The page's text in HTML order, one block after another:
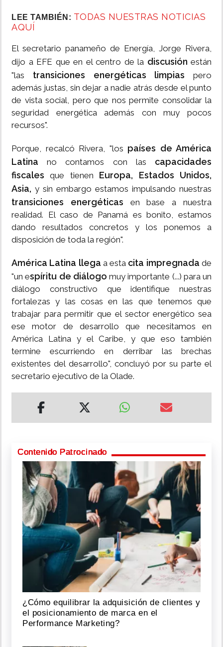
LEE TAMBIÉN: TODAS NUESTRAS NOTICIAS
AQUÍ
El secretario panameño de Energía, Jorge Rivera,
dijo a EFE que en el centro de la discusión están
"las transiciones energéticas limpias pero
además justas, sin dejar a nadie atrás desde el punto
de vista social, pero que nos permite consolidar la
seguridad energética además con muy pocos
recursos".
Porque, recalcó Rivera, "los países de América
Latina no contamos con las capacidades
fiscales que tienen Europa, Estados Unidos,
Asia, y sin embargo estamos impulsando nuestras
transiciones energéticas en base a nuestra
realidad. El caso de Panamá es bonito, estamos
dando resultados concretos y los ponemos a
disposición de toda la región".
América Latina llega a esta cita impregnada de
"un espíritu de diálogo muy importante (...) para un
diálogo constructivo que identifique nuestras
fortalezas y las cosas en las que tenemos que
trabajar para permitir que el sector energético sea
ese motor de desarrollo que necesitamos en
América Latina y el Caribe, y que eso también
termine escurriendo en derribar las brechas
existentes del desarrollo", concluyó por su parte el
secretario ejecutivo de la Olade.
Contenido Patrocinado
¿Cómo equilibrar la adquisición de clientes y
el posicionamiento de marca en el
Performance Marketing?